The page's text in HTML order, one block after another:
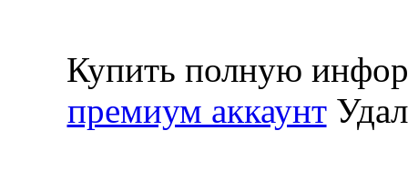
Купить полную
премиум аккаунт